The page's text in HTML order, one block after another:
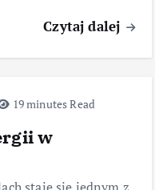
Czytaj dalej
19 minutes Read
w